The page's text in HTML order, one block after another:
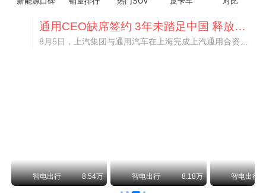
通用CEO缺席签约 3年未踏足中国 释放反常信号
智电出行 8.54万 智电出行 8.18万 智电出行